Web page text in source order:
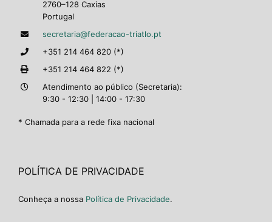
2760–128 Caxias
Portugal
secretaria@federacao-triatlo.pt
+351 214 464 820 (*)
+351 214 464 822 (*)
Atendimento ao público (Secretaria):
9:30 - 12:30 | 14:00 - 17:30
* Chamada para a rede fixa nacional
POLÍTICA DE PRIVACIDADE
Conheça a nossa Política de Privacidade.